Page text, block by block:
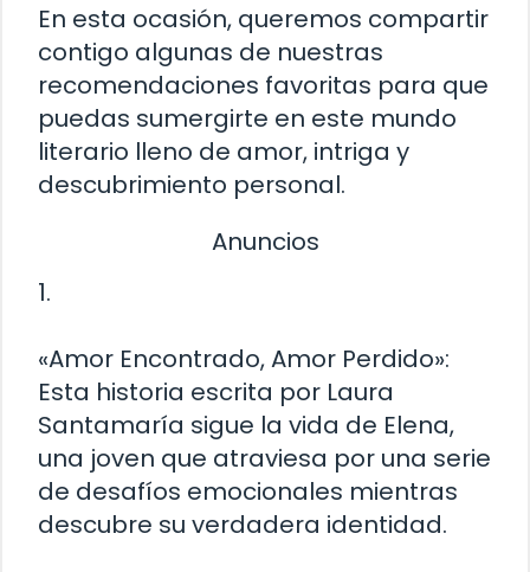
En esta ocasión, queremos compartir
contigo algunas de nuestras
recomendaciones favoritas para que
puedas sumergirte en este mundo
literario lleno de amor, intriga y
descubrimiento personal.
Anuncios
1.
«Amor Encontrado, Amor Perdido»:
Esta historia escrita por Laura
Santamaría sigue la vida de Elena,
una joven que atraviesa por una serie
de desafíos emocionales mientras
descubre su verdadera identidad.